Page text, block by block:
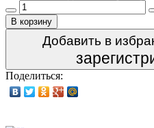
В корзину
Добавить в
Поделиться: